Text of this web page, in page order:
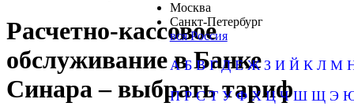
Москва
Санкт-Петербург
вся Россия
А Б В Г Д Е Ж З И Й К Л М
П Р С Т У Ф Х Ц Ч Ш Щ Э
Расчетно-кассовое
обслуживание в Банке
Синара – выбрать тариф